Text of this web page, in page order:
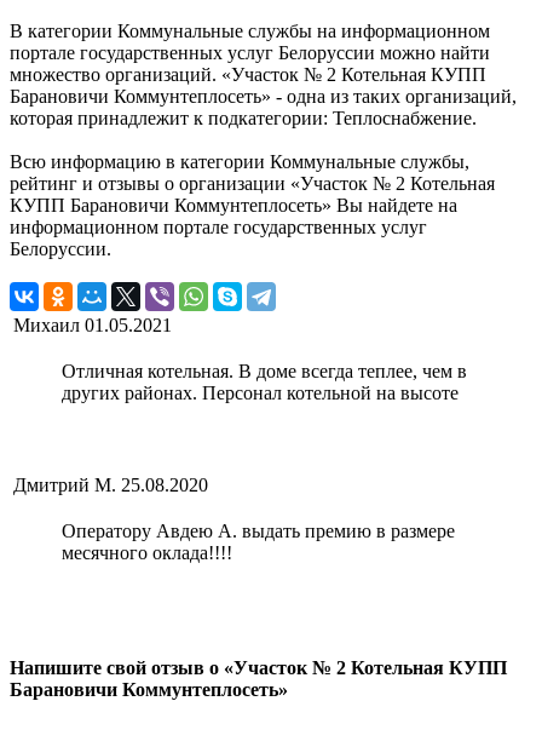
В категории Коммунальные службы на информационном
портале государственных услуг Белоруссии можно найти
множество организаций. «Участок № 2 Котельная КУПП
Барановичи Коммунтеплосеть» - одна из таких организаций,
которая принадлежит к подкатегории: Теплоснабжение.
Всю информацию в категории Коммунальные службы,
рейтинг и отзывы о организации «Участок № 2 Котельная
КУПП Барановичи Коммунтеплосеть» Вы найдете на
информационном портале государственных услуг
Белоруссии.
Михаил 01.05.2021
Отличная котельная. В доме всегда теплее, чем в
других районах. Персонал котельной на высоте
Дмитрий М. 25.08.2020
Оператору Авдею А. выдать премию в размере
месячного оклада!!!!
Напишите свой отзыв о «Участок № 2 Котельная КУПП
Барановичи Коммунтеплосеть»